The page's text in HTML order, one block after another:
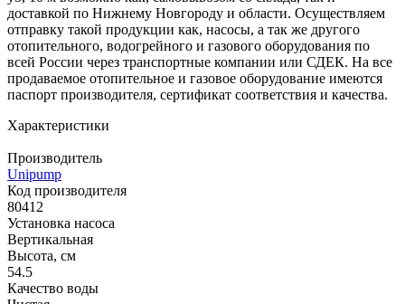
доставкой по Нижнему Новгороду и области. Осуществляем
отправку такой продукции как, насосы, а так же другого
отопительного, водогрейного и газового оборудования по
всей России через транспортные компании или СДЕК. На все
продаваемое отопительное и газовое оборудование имеются
паспорт производителя, сертификат соответствия и качества.
Характеристики
Производитель
Unipump
Код производителя
80412
Установка насоса
Вертикальная
Высота, см
54.5
Качество воды